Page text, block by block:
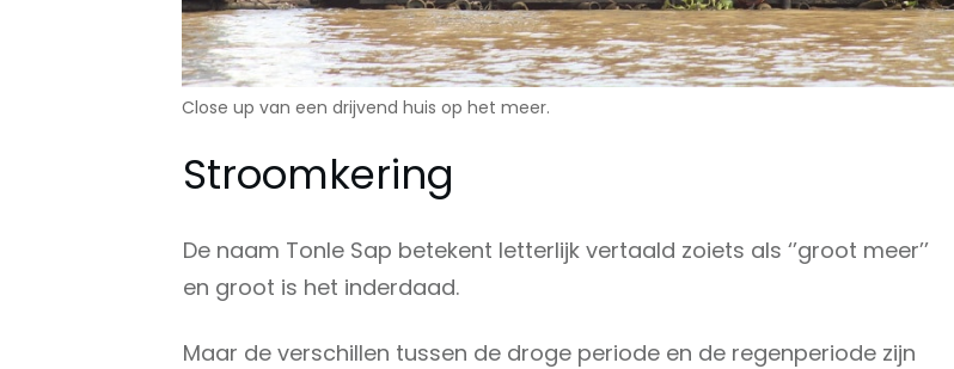
Close up van een drijvend huis op het meer.
Stroomkering
De naam Tonle Sap betekent letterlijk vertaald zoiets als ‘’groot meer’’
en groot is het inderdaad.
Maar de verschillen tussen de droge periode en de regenperiode zijn